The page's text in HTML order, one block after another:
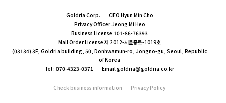
Goldria Corp.
CEO Hyun Min Cho
Privacy Officer Jeong Mi Heo
Business License 101-86-76393
Mall Order License 제 2012-서울종로-1019호
(03134) 3F, Goldria building, 50, Donhwamun-ro, Jongno-gu, Seoul, Republic
of Korea
Tel : 070-4323-0371
Email goldria@goldria.co.kr
Check business information Privacy Policy